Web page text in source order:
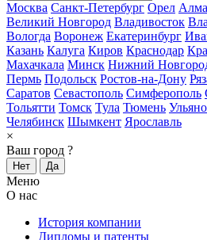
Москва Санкт-Петербург Орел
Великий Новгород Владивосток
Вологда Воронеж Екатеринбург
Казань Калуга Киров Краснодар
Махачкала Минск Нижний
Пермь Подольск Ростов-на-Дону
Саратов Севастополь Симферополь
Тольятти Томск Тула Тюмень
Челябинск Шымкент Ярославль
×
Ваш город ?
Нет Да
Меню
О нас
История компании
Дипломы и патенты